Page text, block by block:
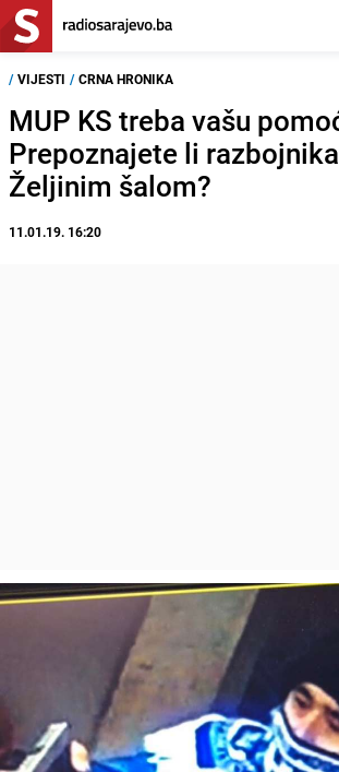
/ VIJESTI / CRNA HRONIKA
MUP KS treba vašu
Prepoznajete li
Željinim šalom?
11.01.19. 16:20